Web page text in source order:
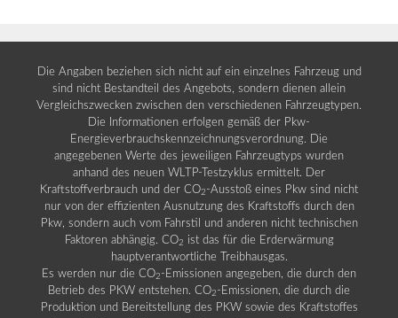
Die Angaben beziehen sich nicht auf ein einzelnes Fahrzeug und
sind nicht Bestandteil des Angebots, sondern dienen allein
Vergleichszwecken zwischen den verschiedenen Fahrzeugtypen.
Die Informationen erfolgen gemäß der Pkw-
Energieverbrauchskennzeichnungsverordnung. Die
angegebenen Werte des jeweiligen Fahrzeugtyps wurden
anhand des neuen WLTP-Testzyklus ermittelt. Der
Kraftstoffverbrauch und der CO2 -Ausstoß eines Pkw sind nicht
nur von der effizienten Ausnutzung des Kraftstoffs durch den
Pkw, sondern auch vom Fahrstil und anderen nicht technischen
Faktoren abhängig. CO2 ist das für die Erderwärmung
hauptverantwortliche Treibhausgas.
Es werden nur die CO2 -Emissionen angegeben, die durch den
Betrieb des PKW entstehen. CO2 -Emissionen, die durch die
Produktion und Bereitstellung des PKW sowie des Kraftstoffes